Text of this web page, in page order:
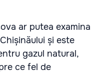
ar putea examina
și este
gazul natural,
ce fel de